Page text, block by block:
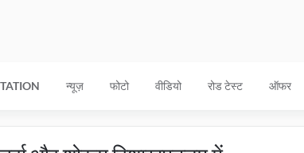
न्यूज़ फोटो वीडियो रोड टेस्ट ऑफर